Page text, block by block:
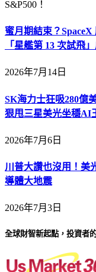
S&P500！
蜜月期結束？
「星艦第 13 次試飛
2026年7月14日
SK海力士狂吸280億
狠甩三星美光坐穩AI
2026年7月6日
川普大讚也沒用！美
導體大地震
2026年7月3日
全球財智新起點，投資者